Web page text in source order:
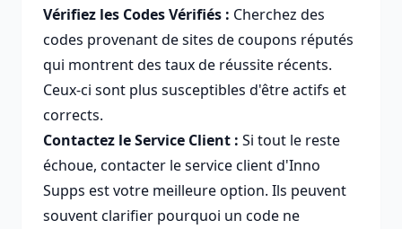
Vérifiez les Codes Vérifiés : Cherchez des
codes provenant de sites de coupons réputés
qui montrent des taux de réussite récents.
Ceux-ci sont plus susceptibles d'être actifs et
corrects.
Contactez le Service Client : Si tout le reste
échoue, contacter le service client d'Inno
Supps est votre meilleure option. Ils peuvent
souvent clarifier pourquoi un code ne